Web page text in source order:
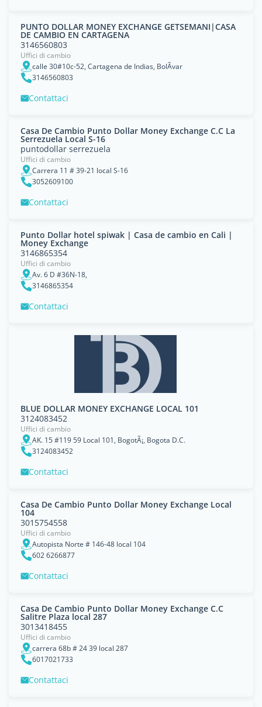
PUNTO DOLLAR MONEY EXCHANGE GETSEMANI|CASA
DE CAMBIO EN CARTAGENA
3146560803
Uffici di cambio
calle 30#10c-52, Cartagena de Indias, BolÃ­var
3146560803
Contattaci
Casa De Cambio Punto Dollar Money Exchange C.C La
Serrezuela Local S-16
puntodollar serrezuela
Uffici di cambio
Carrera 11 # 39-21 local S-16
3052609100
Contattaci
Punto Dollar hotel spiwak | Casa de cambio en Cali |
Money Exchange
3146865354
Uffici di cambio
Av. 6 D #36N-18,
3146865354
Contattaci
BLUE DOLLAR MONEY EXCHANGE LOCAL 101
3124083452
Uffici di cambio
AK. 15 #119 59 Local 101, BogotÃ¡, Bogota D.C.
3124083452
Contattaci
Casa De Cambio Punto Dollar Money Exchange Local
104
3015754558
Uffici di cambio
Autopista Norte # 146-48 local 104
602 6266877
Contattaci
Casa De Cambio Punto Dollar Money Exchange C.C
Salitre Plaza local 287
3013418455
Uffici di cambio
carrera 68b # 24 39 local 287
6017021733
Contattaci